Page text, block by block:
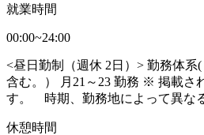
就業時間
00:00~24:00
<昼日勤制（週休 2日）> 勤務体系
含む。） 月21～23 勤務 ※ 掲載さ
す。 時期、勤務地によって異な
休憩時間